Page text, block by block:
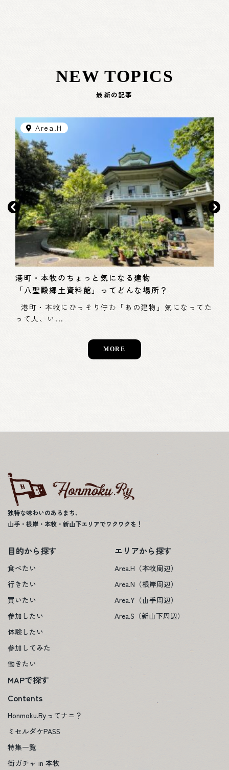
NEW TOPICS
最新の記事
Area.H
港町・本牧のちょっと気になる建物
「八聖殿郷土資料館」ってどんな場所？
港町・本牧にひっそり佇む「あの建物」気になってた
って人、い...
MORE
独特な味わいのあるまち、
山手・根岸・本牧・新山下エリアでワクワクを！
目的から探す
食べたい
行きたい
買いたい
参加したい
体験したい
参加してみた
働きたい
エリアから探す
Area.H（本牧周辺）
Area.N（根岸周辺）
Area.Y（山手周辺）
Area.S（新山下周辺）
MAPで探す
Contents
Honmoku.Ryってナニ？
ミセルダケPASS
特集一覧
街ガチャ in 本牧